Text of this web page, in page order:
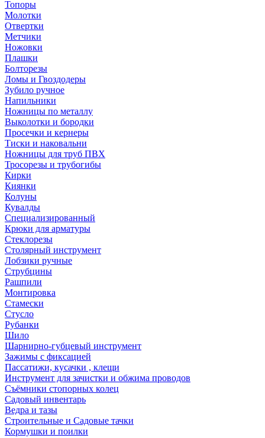
Топоры
Молотки
Отвертки
Метчики
Ножовки
Плашки
Болторезы
Ломы и Гвоздодеры
Зубило ручное
Напильники
Ножницы по металлу
Выколотки и бородки
Просечки и кернеры
Тиски и наковальни
Ножницы для труб ПВХ
Тросорезы и трубогибы
Кирки
Киянки
Колуны
Кувалды
Специализированный
Крюки для арматуры
Стеклорезы
Столярный инструмент
Лобзики ручные
Струбцины
Рашпили
Монтировка
Стамески
Стусло
Рубанки
Шило
Шарнирно-губцевый инструмент
Зажимы с фиксацией
Пассатижи, кусачки , клещи
Инструмент для зачистки и обжима проводов
Съёмники стопорных колец
Садовый инвентарь
Ведра и тазы
Строительные и Садовые тачки
Кормушки и поилки